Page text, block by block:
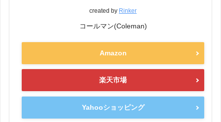
created by Rinker
コールマン(Coleman)
Amazon
楽天市場
Yahooショッピング